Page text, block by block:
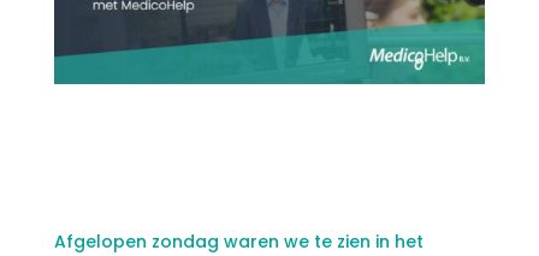
Afgelopen zondag waren we te zien in het